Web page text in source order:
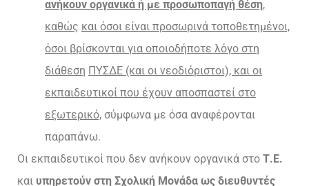
ανήκουν οργανικά ή με προσωποπαγή θέση,
καθώς και όσοι είναι προσωρινά τοποθετημένοι,
όσοι βρίσκονται για οποιοδήποτε λόγο στη
διάθεση ΠΥΣΔΕ (και οι νεοδιόριστοι), και οι
εκπαιδευτικοί που έχουν αποσπαστεί στο
εξωτερικό, σύμφωνα με όσα αναφέρονται
παραπάνω.
Οι εκπαιδευτικοί που δεν ανήκουν οργανικά στο Τ.Ε.
και υπηρετούν στη Σχολική Μονάδα ως διευθυντές